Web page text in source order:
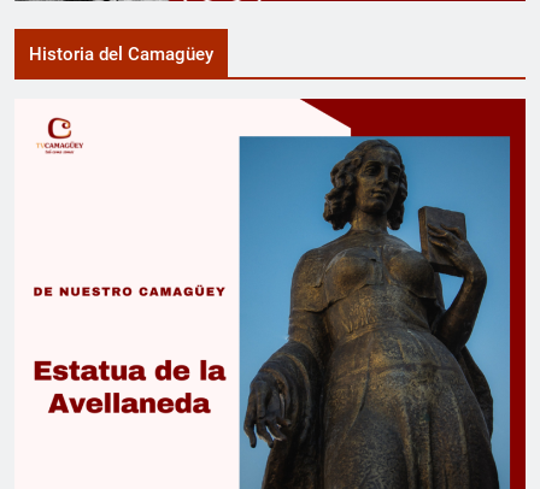
Historia del Camagüey